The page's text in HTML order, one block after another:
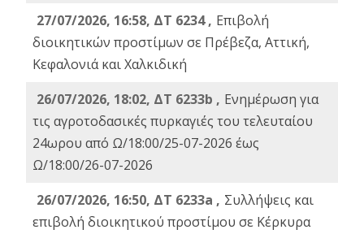
27/07/2026, 16:58, ΔΤ 6234 , Eπιβολή
διοικητικών προστίμων σε Πρέβεζα, Αττική,
Κεφαλονιά και Χαλκιδική
26/07/2026, 18:02, ΔΤ 6233b , Ενημέρωση για
τις αγροτοδασικές πυρκαγιές του τελευταίου
24ωρου από Ω/18:00/25-07-2026 έως
Ω/18:00/26-07-2026
26/07/2026, 16:50, ΔΤ 6233a , Συλλήψεις και
επιβολή διοικητικού προστίμου σε Κέρκυρα